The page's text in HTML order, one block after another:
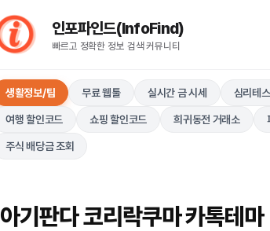
인포파인드(InfoFind)​​​​
빠르고 정확한 정보 검색 커뮤니티
생활정보/팁 무료 웹툴 실시간 금 시세 심리테
여행 할인코드 쇼핑 할인코드 희귀동전 거래소
주식 배당금 조회
아기판다 코리락쿠마 카톡테